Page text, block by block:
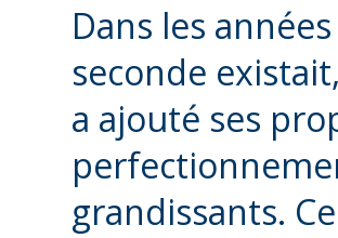
Dans les
seconde
a ajouté ses
grandissants.